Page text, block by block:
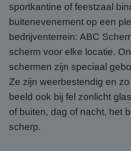
sportkantine of feestzaal
buitenevenement op een
bedrijventerrein: ABC
scherm voor elke locatie.
schermen zijn speciaal
Ze zijn weerbestendig en
beeld ook bij fel zonlicht
of buiten, dag of nacht, het
scherp.